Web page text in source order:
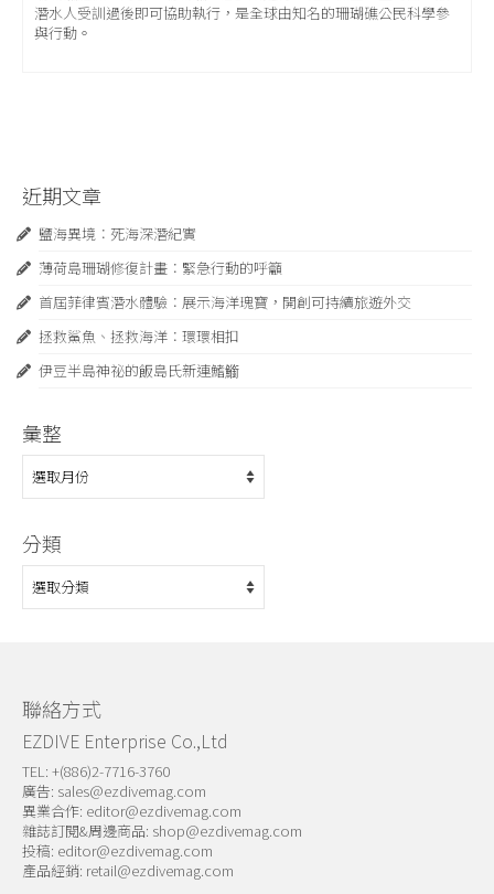
潛水人受訓過後即可協助執行，是全球由知名的珊瑚礁公民科學參
與行動。
近期文章
鹽海異境：死海深潛紀實
薄荷島珊瑚修復計畫：緊急⾏動的呼籲
首屆菲律賓潛水體驗：展示海洋瑰寶，開創可持續旅遊外交
拯救鯊魚、拯救海洋：環環相扣
伊豆半島神祕的飯島氏新連鰭䲗
彙整
彙
整
分類
分
類
聯絡方式
EZDIVE Enterprise Co.,Ltd
TEL: +(886)2-7716-3760
廣告: sales@ezdivemag.com
異業合作: editor@ezdivemag.com
雜誌訂閱&周邊商品: shop@ezdivemag.com
投稿: editor@ezdivemag.com
產品經銷: retail@ezdivemag.com